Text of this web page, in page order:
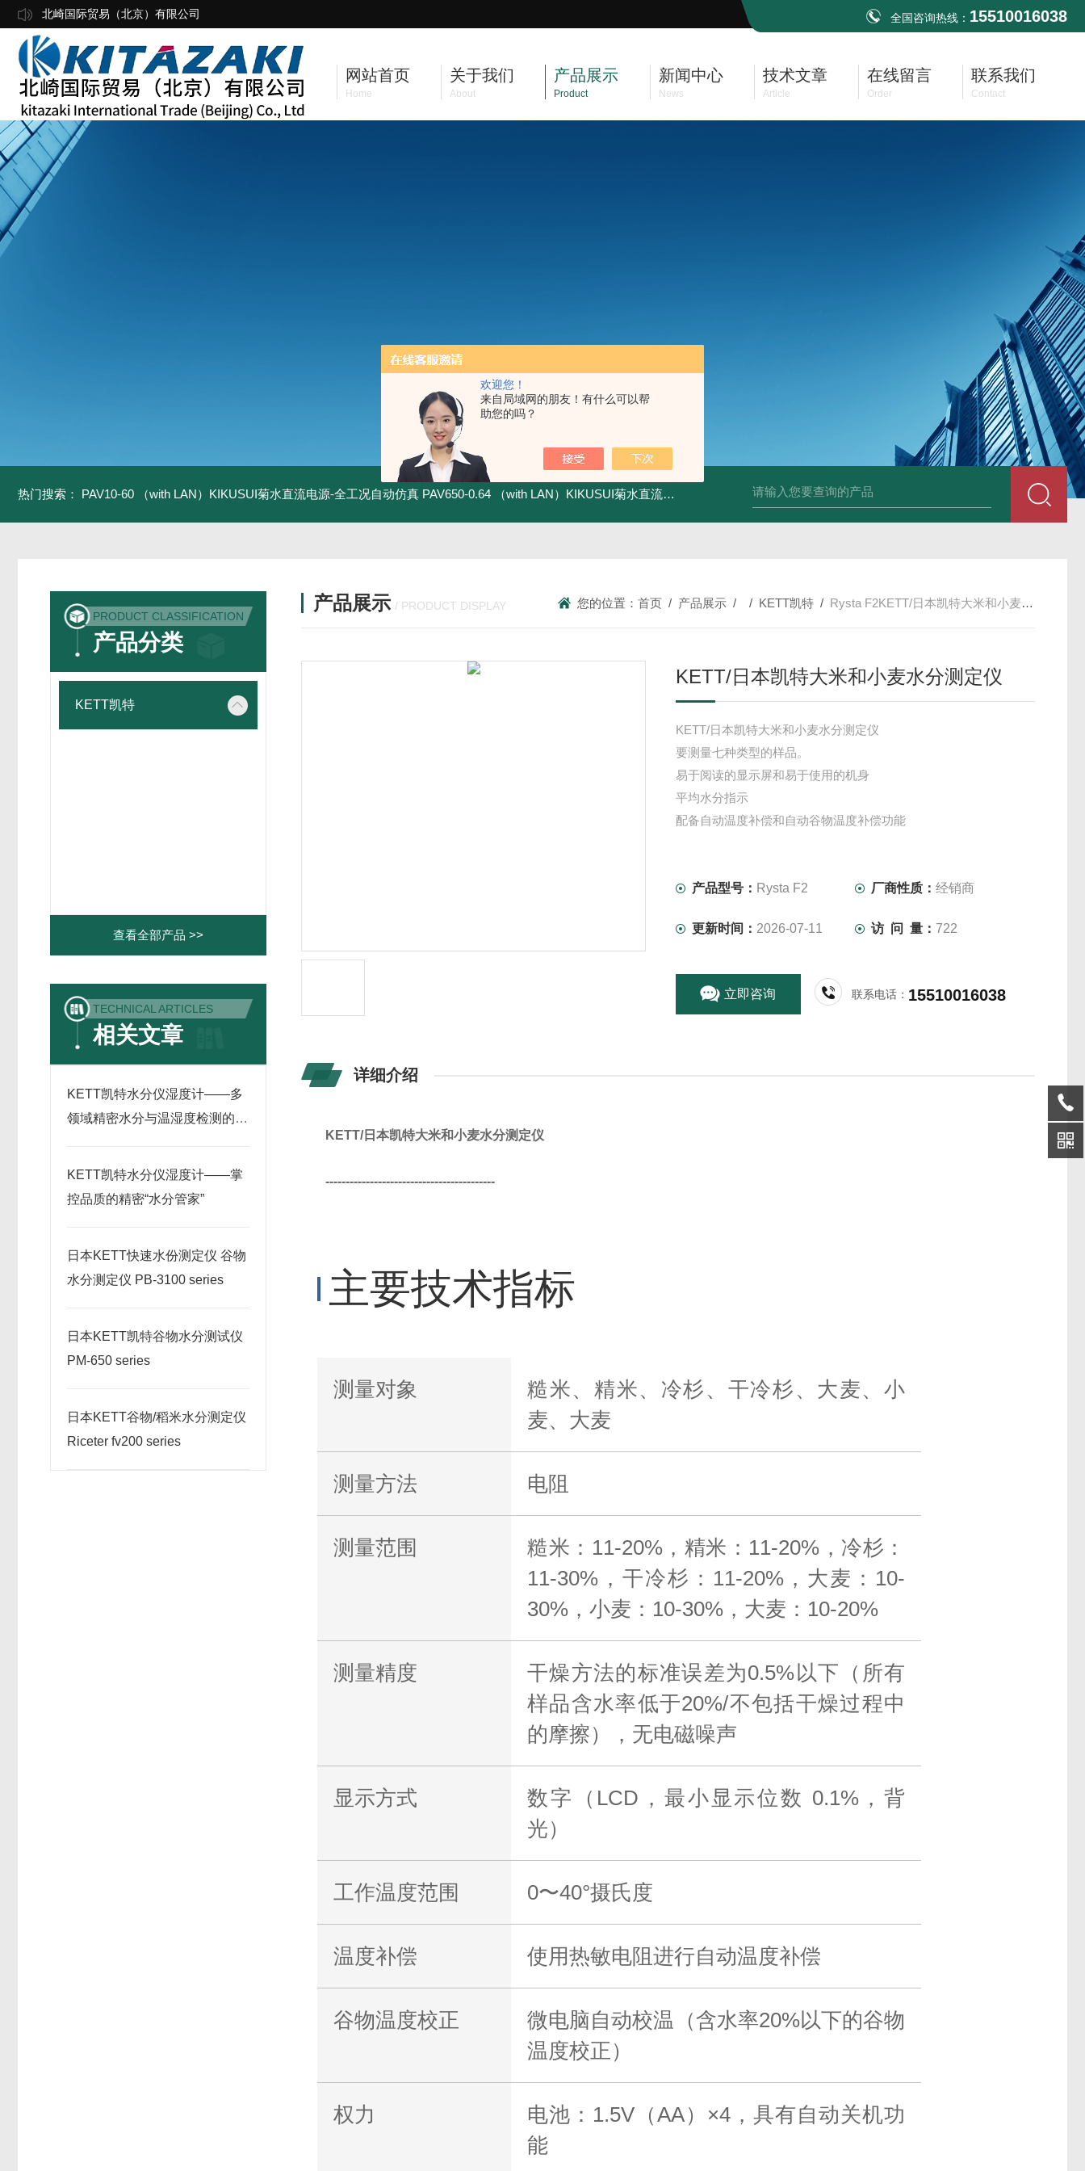
欢迎您！
来自局域网的朋友！有什么可以帮
助您的吗？
北崎国际贸易（北京）有限公司 全国咨询热线： 15510016038
网站首页
Home
关于我们
About
产品展示
Product
新闻中心
News
技术文章
Article
在线留言
Order
联系我们
Contact
热门搜索： PAV10-60 （with LAN）KIKUSUI菊水直流电源-全工况自动仿真 PAV650-0.64 （with LAN）KIKUSUI菊水直流电源-四象限节能测试 PAV320-1.3 （with LAN）KIKUSUI菊水直流电源-故障快
PRODUCT CLASSIFICATION
产品分类
KETT凯特
查看全部产品 >>
TECHNICAL ARTICLES
相关文章
KETT凯特水分仪湿度计——多
领域精密水分与温湿度检测的专
KETT凯特水分仪湿度计——掌
控品质的精密“水分管家”
日本KETT快速水份测定仪 谷物
水分测定仪 PB-3100 series
日本KETT凯特谷物水分测试仪
PM-650 series
日本KETT谷物/稻米水分测定仪
Riceter fv200 series
产品展示 / PRODUCT DISPLAY 您的位置：首页 / 产品展示 / / KETT凯特 / Rysta F2KETT/日本凯特大米和小麦水分测定仪
KETT/日本凯特大米和小麦水分测定仪
KETT/日本凯特大米和小麦水分测定仪
要测量七种类型的样品。
易于阅读的显示屏和易于使用的机身
平均水分指示
配备自动温度补偿和自动谷物温度补偿功能
产品型号： Rysta F2 厂商性质：经销商
更新时间： 2026-07-11 访 问 量： 722
立即咨询 联系电话： 15510016038
详细介绍
KETT/日本凯特大米和小麦水分测定仪
------------------------------------------
主要技术指标
测量对象
糙米、精米、冷杉、干冷杉、大麦、小
麦、大麦
测量方法 电阻
测量范围
糙米：11-20%，精米：11-20%，冷杉：
11-30%，干冷杉：11-20%，大麦：10-
30%，小麦：10-30%，大麦：10-20%
测量精度
干燥方法的标准误差为0.5%以下（所有
样品含水率低于20%/不包括干燥过程中
的摩擦），无电磁噪声
显示方式
数字（LCD，最小显示位数 0.1%，背
光）
工作温度范围 0〜40°摄氏度
温度补偿 使用热敏电阻进行自动温度补偿
谷物温度校正
微电脑自动校温（含水率20%以下的谷物
温度校正）
权力
电池：1.5V（AA）×4，具有自动关机功
能